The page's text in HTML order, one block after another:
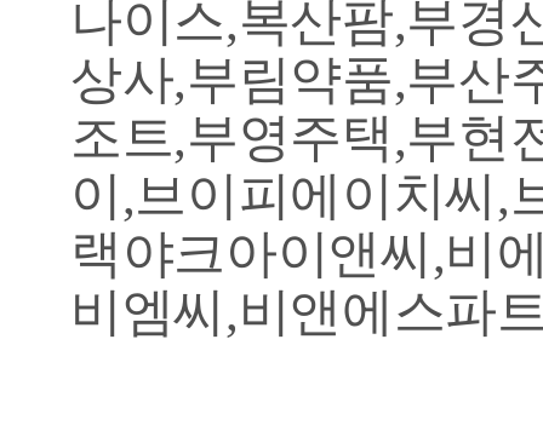
나이스,복산팜,부경
상사,부림약품,부산
조트,부영주택,부현
이,브이피에이치씨,
랙야크아이앤씨,비
비엠씨,비앤에스파